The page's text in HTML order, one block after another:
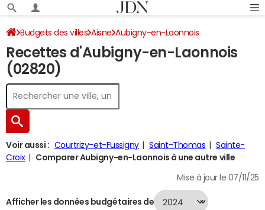
Budgets des villes Aisne Aubigny-en-Laonnois
Recettes 2024
Recettes d'Aubigny-en-Laonnois
(02820)
Voir aussi : Courtrizy-et-Fussigny Saint-Thomas
Sainte-
Croix
Comparer Aubigny-en-Laonnois à une autre ville
Mise à jour le 07/11/25
Afficher les données budgétaires de